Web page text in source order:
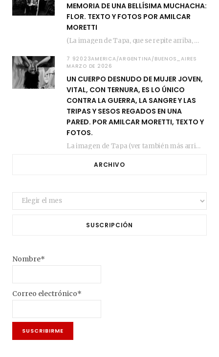
MEMORIA DE UNA BELLÍSIMA MUCHACHA:
FLOR. TEXTO Y FOTOS POR AMILCAR
MORETTI
(La imagen de Tapa, que se repite arriba, fue compuesta por Amilcar Moretti el viernes…
7 92023AMERICA/ARGENTINA/BUENOS_AIRES
MARZO DE 2026
UN CUERPO DESNUDO DE MUJER JOVEN,
VITAL, CON TERNURA, ES LO ÚNICO
CONTRA LA GUERRA, LA SANGRE Y LAS
TRIPAS Y SESOS REGADOS EN UNA
PARED. POR AMILCAR MORETTI, TEXTO Y
FOTOS.
La imagen de Tapa (ver también más arriba) fue compuesta en estos días de febrero…
ARCHIVO
Archivo
SUSCRIPCIÓN
Nombre*
Correo electrónico*